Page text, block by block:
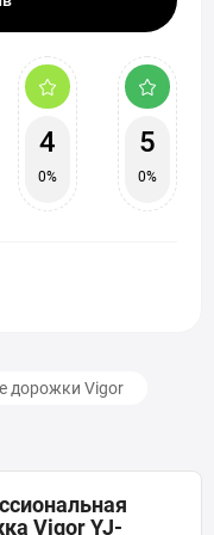
4
0%
5
0%
дорожки Vigor
Vigor YJ-